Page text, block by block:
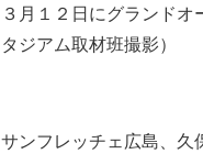
３月１２日にグランド
タジアム取材班撮影）
サンフレッチェ広島、久